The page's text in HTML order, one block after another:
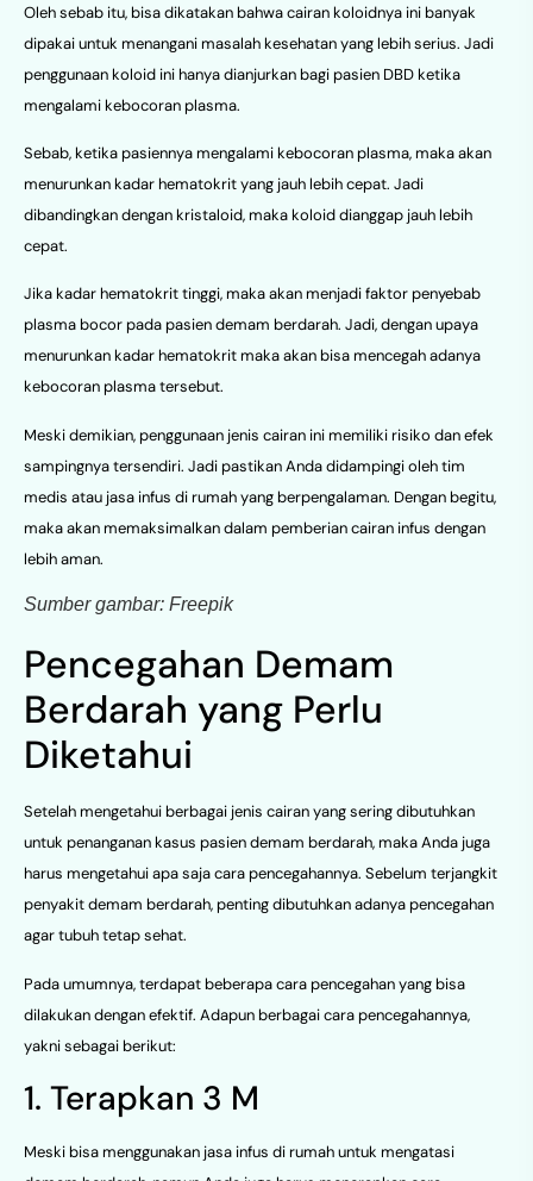
Oleh sebab itu, bisa dikatakan bahwa cairan koloidnya ini banyak
dipakai untuk menangani masalah kesehatan yang lebih serius. Jadi
penggunaan koloid ini hanya dianjurkan bagi pasien DBD ketika
mengalami kebocoran plasma.
Sebab, ketika pasiennya mengalami kebocoran plasma, maka akan
menurunkan kadar hematokrit yang jauh lebih cepat. Jadi
dibandingkan dengan kristaloid, maka koloid dianggap jauh lebih
cepat.
Jika kadar hematokrit tinggi, maka akan menjadi faktor penyebab
plasma bocor pada pasien demam berdarah. Jadi, dengan upaya
menurunkan kadar hematokrit maka akan bisa mencegah adanya
kebocoran plasma tersebut.
Meski demikian, penggunaan jenis cairan ini memiliki risiko dan efek
sampingnya tersendiri. Jadi pastikan Anda didampingi oleh tim
medis atau jasa infus di rumah yang berpengalaman. Dengan begitu,
maka akan memaksimalkan dalam pemberian cairan infus dengan
lebih aman.
Sumber gambar: Freepik
Pencegahan Demam
Berdarah yang Perlu
Diketahui
Setelah mengetahui berbagai jenis cairan yang sering dibutuhkan
untuk penanganan kasus pasien demam berdarah, maka Anda juga
harus mengetahui apa saja cara pencegahannya. Sebelum terjangkit
penyakit demam berdarah, penting dibutuhkan adanya pencegahan
agar tubuh tetap sehat.
Pada umumnya, terdapat beberapa cara pencegahan yang bisa
dilakukan dengan efektif. Adapun berbagai cara pencegahannya,
yakni sebagai berikut:
1. Terapkan 3 M
Meski bisa menggunakan jasa infus di rumah untuk mengatasi